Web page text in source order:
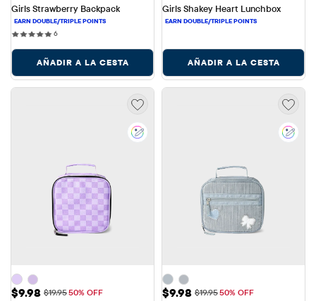
Girls Strawberry Backpack
66 reviews
AÑADIR A LA CESTA
Girls Shakey Heart Lunchbox
AÑADIR A LA CESTA
Precio de venta: $9.98
$9.98 Precio original: $19.95
$19.9550% OFF Precio de venta: $9.98
$9.98 Precio original: $19.95
$19.9550% OFF